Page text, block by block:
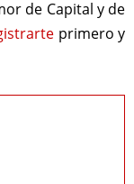
de Capital y de
primero y